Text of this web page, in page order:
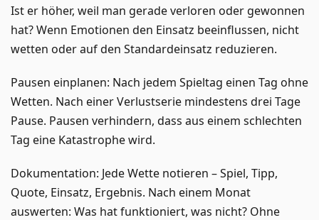
Ist er höher, weil man gerade verloren oder gewonnen
hat? Wenn Emotionen den Einsatz beeinflussen, nicht
wetten oder auf den Standardeinsatz reduzieren.
Pausen einplanen: Nach jedem Spieltag einen Tag ohne
Wetten. Nach einer Verlustserie mindestens drei Tage
Pause. Pausen verhindern, dass aus einem schlechten
Tag eine Katastrophe wird.
Dokumentation: Jede Wette notieren – Spiel, Tipp,
Quote, Einsatz, Ergebnis. Nach einem Monat
auswerten: Was hat funktioniert, was nicht? Ohne